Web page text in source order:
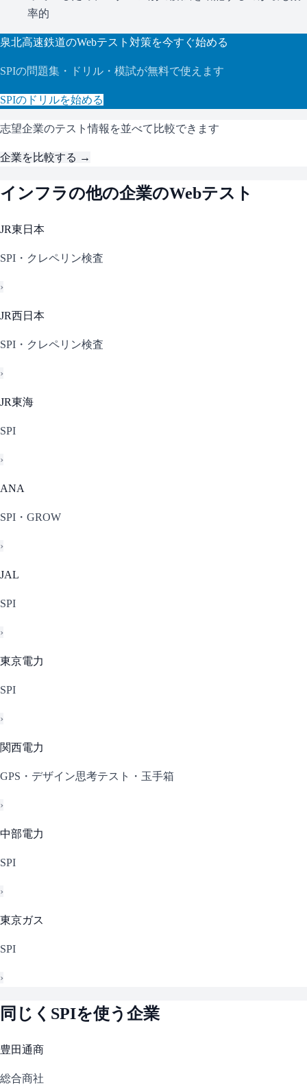
率的
泉北高速鉄道のWebテスト対策を今すぐ始める
SPIの問題集・ドリル・模試が無料で使えます
SPIのドリルを始める
志望企業のテスト情報を並べて比較できます
企業を比較する →
インフラの他の企業のWebテスト
JR東日本
SPI・クレペリン検査
›
JR西日本
SPI・クレペリン検査
›
JR東海
SPI
›
ANA
SPI・GROW
›
JAL
SPI
›
東京電力
SPI
›
関西電力
GPS・デザイン思考テスト・玉手箱
›
中部電力
SPI
›
東京ガス
SPI
›
同じく SPIを使う企業
豊田通商
総合商社